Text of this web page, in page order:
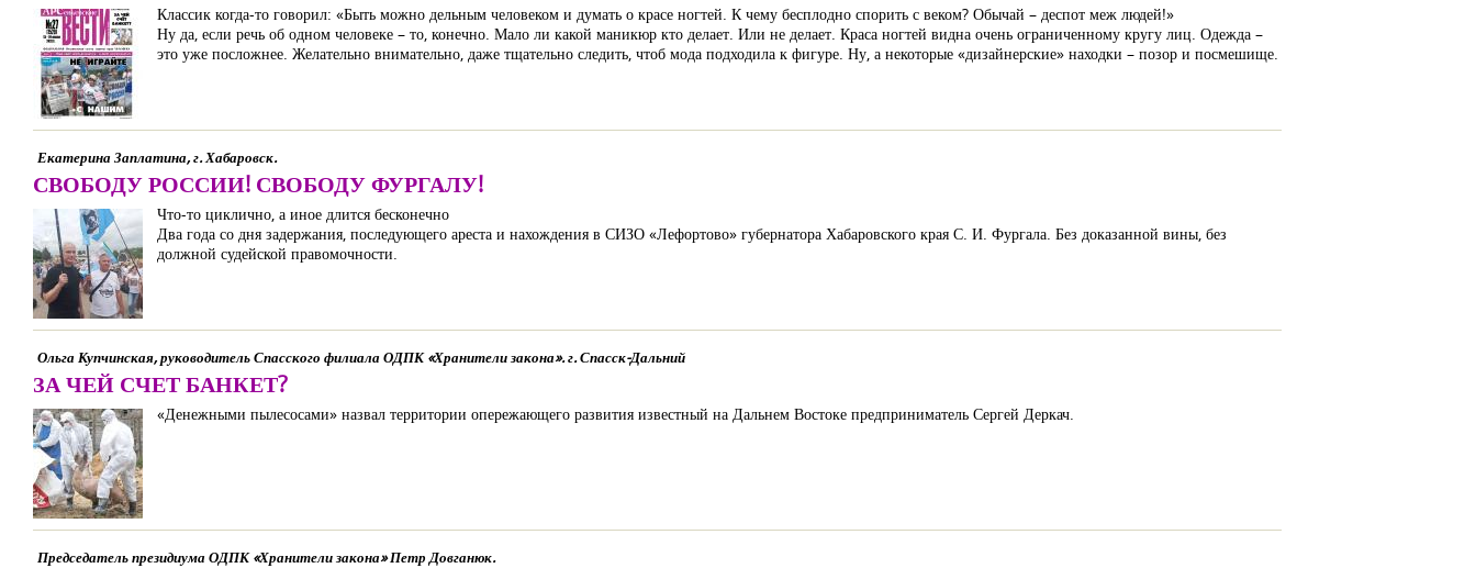
Классик когда-то говорил: «Быть можно дельным человеком и думать о красе ногтей. К чему бесплодно спорить с веком? Обычай – деспот меж людей!»
Ну да, если речь об одном человеке – то, конечно. Мало ли какой маникюр кто делает. Или не делает. Краса ногтей видна очень ограниченному кругу лиц. Одежда –
это уже посложнее. Желательно внимательно, даже тщательно следить, чтоб мода подходила к фигуре. Ну, а некоторые «дизайнерские» находки – позор и посмешище.
Екатерина Заплатина, г. Хабаровск.
СВОБОДУ РОССИИ! СВОБОДУ ФУРГАЛУ!
Что-то циклично, а иное длится бесконечно
Два года со дня задержания, последующего ареста и нахождения в СИЗО «Лефортово» губернатора Хабаровского края С. И. Фургала. Без доказанной вины, без
должной судейской правомочности.
Ольга Купчинская, руководитель Спасского филиала ОДПК «Хранители закона». г. Спасск-Дальний
ЗА ЧЕЙ СЧЕТ БАНКЕТ?
«Денежными пылесосами» назвал территории опережающего развития известный на Дальнем Востоке предприниматель Сергей Деркач.
Председатель президиума ОДПК «Хранители закона» Петр Довганюк.